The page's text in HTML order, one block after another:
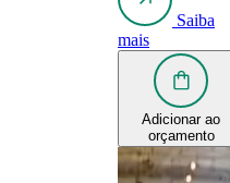
Saiba
mais
Adicionar ao
orçamento